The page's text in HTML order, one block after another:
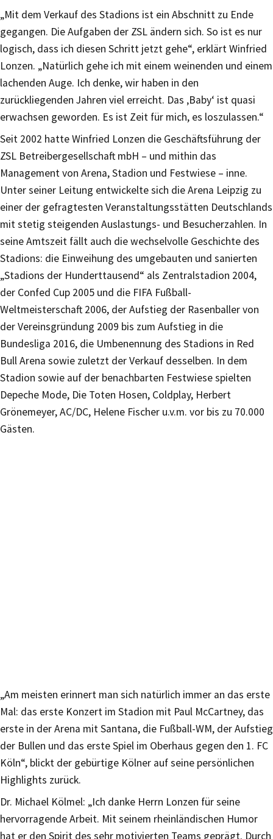
„Mit dem Verkauf des Stadions ist ein Abschnitt zu Ende
gegangen. Die Aufgaben der ZSL ändern sich. So ist es nur
logisch, dass ich diesen Schritt jetzt gehe“, erklärt Winfried
Lonzen. „Natürlich gehe ich mit einem weinenden und einem
lachenden Auge. Ich denke, wir haben in den
zurückliegenden Jahren viel erreicht. Das ‚Baby‘ ist quasi
erwachsen geworden. Es ist Zeit für mich, es loszulassen.“
Seit 2002 hatte Winfried Lonzen die Geschäftsführung der
ZSL Betreibergesellschaft mbH – und mithin das
Management von Arena, Stadion und Festwiese – inne.
Unter seiner Leitung entwickelte sich die Arena Leipzig zu
einer der gefragtesten Veranstaltungsstätten Deutschlands
mit stetig steigenden Auslastungs- und Besucherzahlen. In
seine Amtszeit fällt auch die wechselvolle Geschichte des
Stadions: die Einweihung des umgebauten und sanierten
„Stadions der Hunderttausend“ als Zentralstadion 2004,
der Confed Cup 2005 und die FIFA Fußball-
Weltmeisterschaft 2006, der Aufstieg der Rasenballer von
der Vereinsgründung 2009 bis zum Aufstieg in die
Bundesliga 2016, die Umbenennung des Stadions in Red
Bull Arena sowie zuletzt der Verkauf desselben. In dem
Stadion sowie auf der benachbarten Festwiese spielten
Depeche Mode, Die Toten Hosen, Coldplay, Herbert
Grönemeyer, AC/DC, Helene Fischer u.v.m. vor bis zu 70.000
Gästen.
„Am meisten erinnert man sich natürlich immer an das erste
Mal: das erste Konzert im Stadion mit Paul McCartney, das
erste in der Arena mit Santana, die Fußball-WM, der Aufstieg
der Bullen und das erste Spiel im Oberhaus gegen den 1. FC
Köln“, blickt der gebürtige Kölner auf seine persönlichen
Highlights zurück.
Dr. Michael Kölmel: „Ich danke Herrn Lonzen für seine
hervorragende Arbeit. Mit seinem rheinländischen Humor
hat er den Spirit des sehr motivierten Teams geprägt. Durch